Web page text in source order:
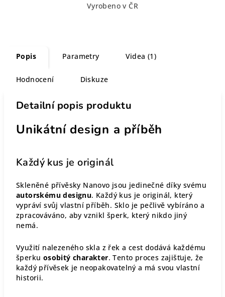
Vyrobeno v ČR
Popis Parametry Videa (1)
Hodnocení Diskuze
Detailní popis produktu
Unikátní design a příběh
Každý kus je originál
Skleněné přívěsky Nanovo jsou jedinečné díky svému
autorskému designu. Každý kus je originál, který
vypráví svůj vlastní příběh. Sklo je pečlivě vybíráno a
zpracováváno, aby vznikl šperk, který nikdo jiný
nemá.
Využití nalezeného skla z řek a cest dodává každému
šperku osobitý charakter. Tento proces zajišťuje, že
každý přívěsek je neopakovatelný a má svou vlastní
historii.